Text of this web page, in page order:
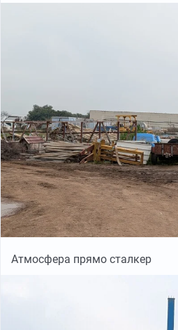
Атмосфера прямо сталкер